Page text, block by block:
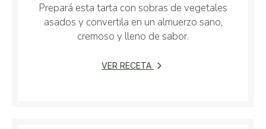
Prepará esta tarta con sobras de vegetales
asados y convertila en un almuerzo sano,
cremoso y lleno de sabor.
VER RECETA